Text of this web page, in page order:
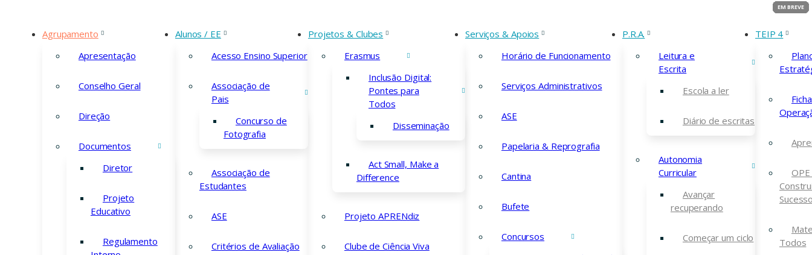
Agrupamento
Apresentação
Conselho Geral
Direção
Documentos
Diretor
Projeto
Educativo
Regulamento
Alunos / EE
Acesso Ensino Superior
Associação de
Pais
Concurso de
Fotografia
Associação de
Estudantes
ASE
Critérios de Avaliação
Projetos & Clubes
Erasmus
Inclusão Digital:
Pontes para
Todos
Disseminação
Act Small, Make a
Difference
Projeto APRENdiz
Clube de Ciência Viva
Serviços & Apoios
Horário de Funcionamento
Serviços Administrativos
ASE
Papelaria & Reprografia
Cantina
Bufete
Concursos
P.R.A.
Leitura e
Escrita
Escola a ler
Diário de escritas
Autonomia
Curricular
Avançar
recuperando
Começar um ciclo
TEIP 4
OPE
Todos
Projeto Autoavaliação
Consultar aqui